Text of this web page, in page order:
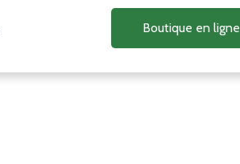
Boutique en ligne